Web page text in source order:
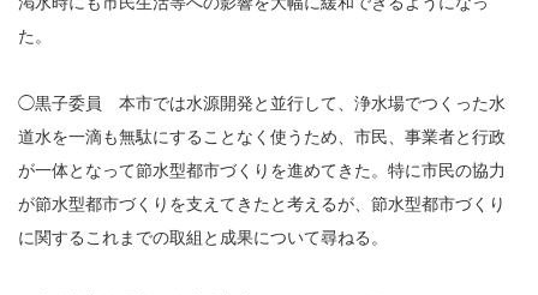
た。
◯黒子委員 本市では水源開発と並行して、浄水場でつくった水
道水を一滴も無駄にすることなく使うため、市民、事業者と行政
が一体となって節水型都市づくりを進めてきた。特に市民の協力
が節水型都市づくりを支えてきたと考えるが、節水型都市づくり
に関するこれまでの取組と成果について尋ねる。